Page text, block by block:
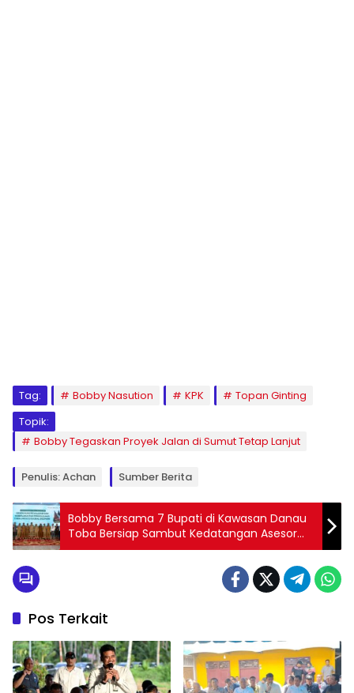
Tag: Bobby Nasution KPK
Topan Ginting
Topik:
Bobby Tegaskan Proyek Jalan di Sumut Tetap Lanjut
Penulis: Achan Sumber Berita
Bobby Bersama 7 Bupati di Kawasan Danau
Toba Bersiap Sambut Kedatangan Asesor
UNESCO
Pos Terkait